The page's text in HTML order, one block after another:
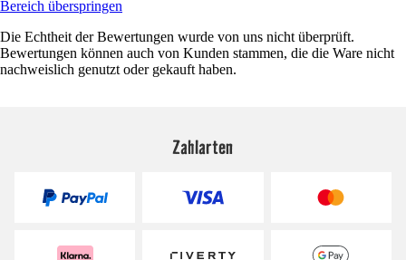
Bereich überspringen
Die Echtheit der Bewertungen wurde von uns nicht überprüft.
Bewertungen können auch von Kunden stammen, die die Ware nicht
nachweislich genutzt oder gekauft haben.
Zahlarten